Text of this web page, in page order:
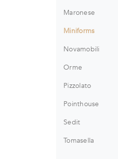
Maronese
Miniforms
Novamobili
Orme
Pizzolato
Pointhouse
Sedit
Tomasella